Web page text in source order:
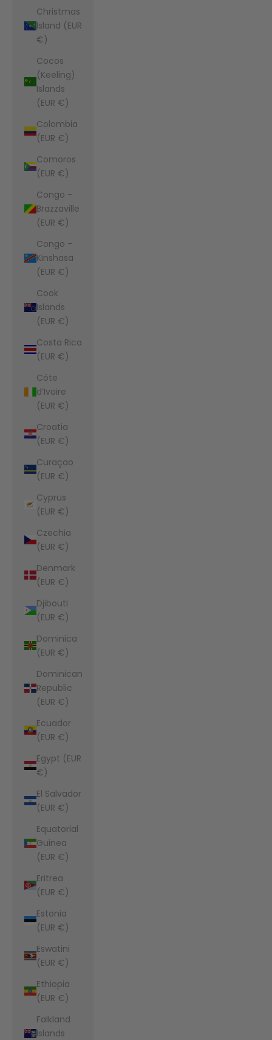
Christmas
Island (EUR
€)
Cocos
(Keeling)
Islands
(EUR €)
Colombia
(EUR €)
Comoros
(EUR €)
Congo -
Brazzaville
(EUR €)
Congo -
Kinshasa
(EUR €)
Cook
Islands
(EUR €)
Costa Rica
(EUR €)
Côte
d’Ivoire
(EUR €)
Croatia
(EUR €)
Curaçao
(EUR €)
Cyprus
(EUR €)
Czechia
(EUR €)
Denmark
(EUR €)
Djibouti
(EUR €)
Dominica
(EUR €)
Dominican
Republic
(EUR €)
Ecuador
(EUR €)
Egypt (EUR
€)
El Salvador
(EUR €)
Equatorial
Guinea
(EUR €)
Eritrea
(EUR €)
Estonia
(EUR €)
Eswatini
(EUR €)
Ethiopia
(EUR €)
Falkland
Islands